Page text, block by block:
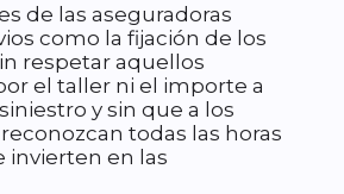
de las aseguradoras
como la fijación de los
respetar aquellos
el taller ni el importe a
y sin que a los
todas las horas
invierten en las